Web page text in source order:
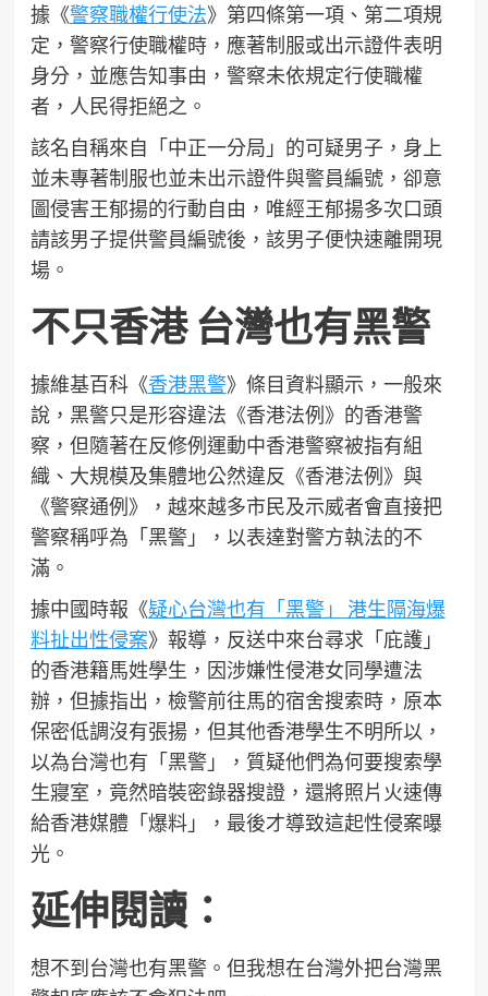
據《警察職權行使法》第四條第一項、第二項規
定，警察行使職權時，應著制服或出示證件表明
身分，並應告知事由，警察未依規定行使職權
者，人民得拒絕之。
該名自稱來自「中正一分局」的可疑男子，身上
並未專著制服也並未出示證件與警員編號，卻意
圖侵害王郁揚的行動自由，唯經王郁揚多次口頭
請該男子提供警員編號後，該男子便快速離開現
場。
不只香港 台灣也有黑警
據維基百科《香港黑警》條目資料顯示，一般來
說，黑警只是形容違法《香港法例》的香港警
察，但隨著在反修例運動中香港警察被指有組
織、大規模及集體地公然違反《香港法例》與
《警察通例》，越來越多市民及示威者會直接把
警察稱呼為「黑警」，以表達對警方執法的不
滿。
據中國時報《疑心台灣也有「黑警」 港生隔海爆
料扯出性侵案》報導，反送中來台尋求「庇護」
的香港籍馬姓學生，因涉嫌性侵港女同學遭法
辦，但據指出，檢警前往馬的宿舍搜索時，原本
保密低調沒有張揚，但其他香港學生不明所以，
以為台灣也有「黑警」，質疑他們為何要搜索學
生寢室，竟然暗裝密錄器搜證，還將照片火速傳
給香港媒體「爆料」，最後才導致這起性侵案曝
光。
延伸閱讀：
想不到台灣也有黑警。但我想在台灣外把台灣黑